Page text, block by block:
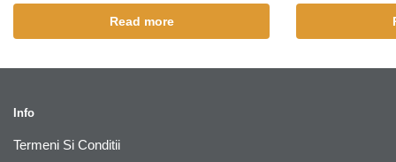
Read more
Info
Termeni Si Conditii